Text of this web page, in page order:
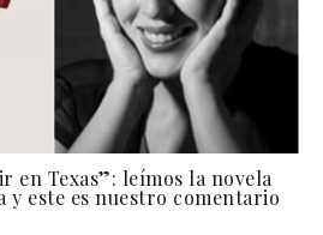
en Texas”: leímos la novela
y este es nuestro comentario